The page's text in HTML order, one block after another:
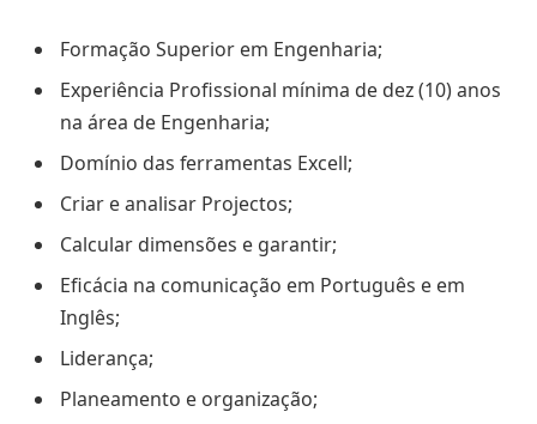
Formação Superior em Engenharia;
Experiência Profissional mínima de dez (10) anos
na área de Engenharia;
Domínio das ferramentas Excell;
Criar e analisar Projectos;
Calcular dimensões e garantir;
Eficácia na comunicação em Português e em
Inglês;
Liderança;
Planeamento e organização;